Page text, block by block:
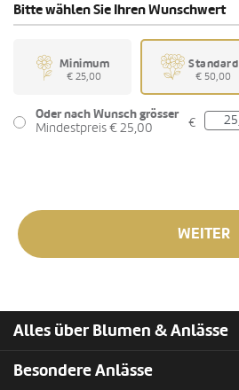
Bitte wählen Sie Ihren Wunschwert
Minimum
€ 25,00
Standard
€ 50,00
Oder nach Wunsch grösser
Mindestpreis € 25,00
€
WEITER
Alles über Blumen & Anlässe
Besondere Anlässe